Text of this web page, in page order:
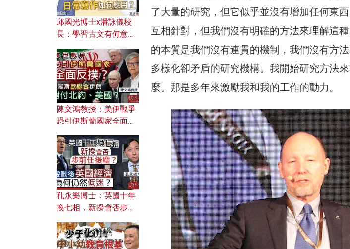
了大量的研究，但它似乎並沒有增加任何東
互相針對，但我們沒有明確的方法來理解這
的本質是我們沒有連貫的機制，我們沒有方
多樣化卻矛盾的研究機構。我開始研究方法
麼。那是多年來激勵我和我的工作的動力。
邱國光博士x潘詠儀校
長：學習古文有何意
文之美？ 日常寫作如何
應用？
陳文鴻教授：美伊戰爭
恐引伊斯蘭國家全面反
對付北約美國？
孔永樂博士：英國十年
換七相，新揆會否步前
濟為何仍然低迷？